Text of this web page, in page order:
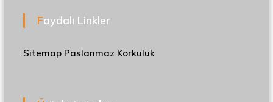
Faydalı Linkler
Sitemap Paslanmaz Korkuluk